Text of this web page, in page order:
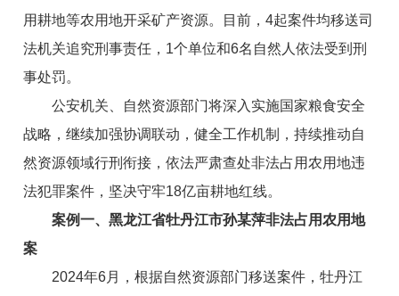
用耕地等农用地开采矿产资源。目前，4起案件均移送司
法机关追究刑事责任，1个单位和6名自然人依法受到刑
事处罚。
公安机关、自然资源部门将深入实施国家粮食安全
战略，继续加强协调联动，健全工作机制，持续推动自
然资源领域行刑衔接，依法严肃查处非法占用农用地违
法犯罪案件，坚决守牢18亿亩耕地红线。
案例一、黑龙江省牡丹江市孙某萍非法占用农用地
案
2024年6月，根据自然资源部门移送案件，牡丹江